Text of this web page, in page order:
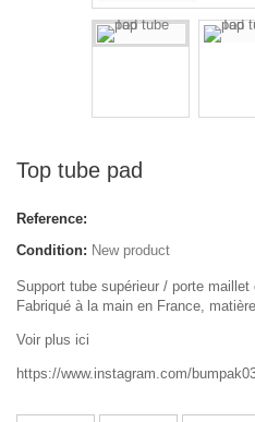
Top tube pad
Reference:
Condition: New product
Support tube supérieur / porte maillet
Fabriqué à la main en France,
Voir plus ici
https://www.instagram.com/